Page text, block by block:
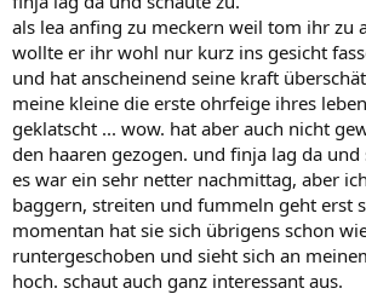
als lea anfing zu meckern weil tom ihr zu
wollte er ihr wohl nur kurz ins gesicht
und hat anscheinend seine kraft
meine kleine die erste ohrfeige ihres
geklatscht ... wow. hat aber auch nicht
den haaren gezogen. und finja lag da und
es war ein sehr netter nachmittag, aber
baggern, streiten und fummeln geht erst
momentan hat sie sich übrigens schon
runtergeschoben und sieht sich an
hoch. schaut auch ganz interessant aus.